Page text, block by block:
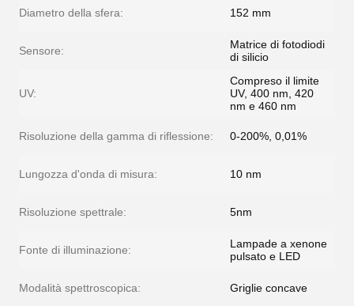
Diametro della sfera: 152 mm
Sensore:
Matrice di fotodiodi
di silicio
UV:
Compreso il limite
UV, 400 nm, 420
nm e 460 nm
Risoluzione della gamma di riflessione: 0-200%, 0,01%
Lungozza d'onda di misura: 10 nm
Risoluzione spettrale: 5nm
Fonte di illuminazione:
Lampade a xenone
pulsato e LED
Modalità spettroscopica: Griglie concave